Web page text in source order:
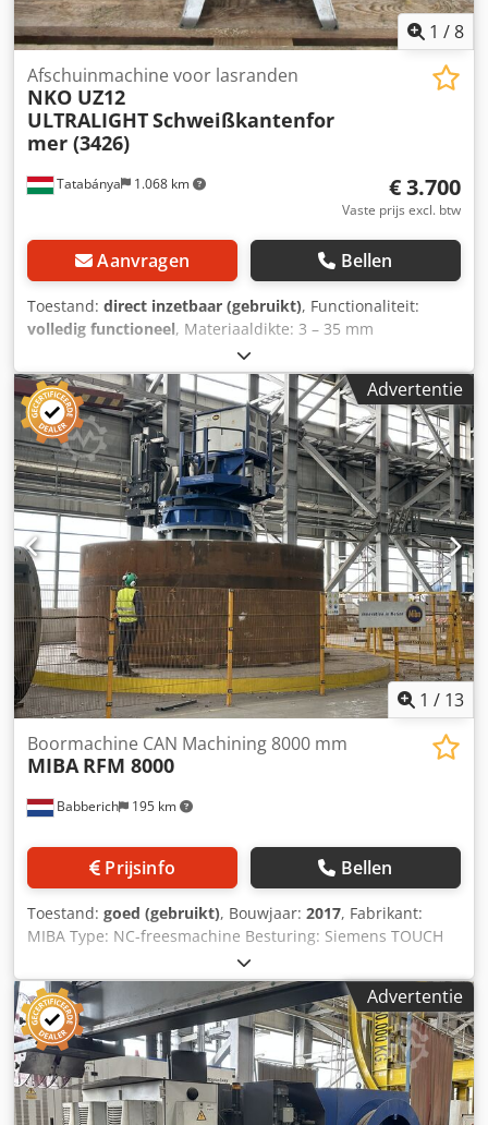
1 /8
Tatabánya 1.068 km
Afschuinmachine voor lasranden
NKO UZ12
ULTRALIGHTSchweißkantenfor
mer (3426)
€ 3.700
Vaste prijs excl. btw
Aanvragen Bellen
Toestand: direct inzetbaar (gebruikt), Functionaliteit:
volledig functioneel, Materiaaldikte: 3 – 35 mm
Snijsnelheid: variabel, max. 1,8 m/min Minimale
materiaallengte aan de rand: 60 mm Maximale
kantbreedte: 12 mm (instelbaar) Motorvermogen kantkop:
400 W Kantkop: naslijpbaar Chjdpfx Aboyk U I Aegea
Kanthoeken: 30°, 45°, 22,5°, 37,5°, 50° Afmetingen: 470 x
294 x 523 mm Machinegewicht: 30 kg
Advertentie
1 / 13
Babberich 195 km
Boormachine CAN Machining 8000 mm
MIBA RFM 8000
Prijsinfo Bellen
Toestand: goed (gebruikt), Bouwjaar: 2017, Fabrikant:
MIBA Type: NC-freesmachine Besturing: Siemens TOUCH
Bouwjaar: 2017 Z-as 1100 mm X-as 1310 mm C-as
eindeloos Werkbereik fase 1: 4000 - 8500 mm Werkbereik
fase 2: 4000 - 11.500 mm Specificaties Metrisch US-norm Er
zijn (nog) geen specificaties voor deze machine.
Afmetingen (geschat) Lengte 14400 mm Breedte 12000 mm
Hoogte Chodpfx Abewq Hwdjgoa 6000 mm Gewicht 24000
kg Let op: De informatie op deze pagina is naar beste
weten en overtuiging verkregen van de fabrikant. De
Advertentie